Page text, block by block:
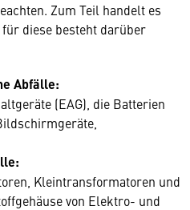
Zum Teil handelt es
diese besteht darüber
Abfälle:
(EAG), die Batterien
Kleintransformatoren und
von Elektro- und